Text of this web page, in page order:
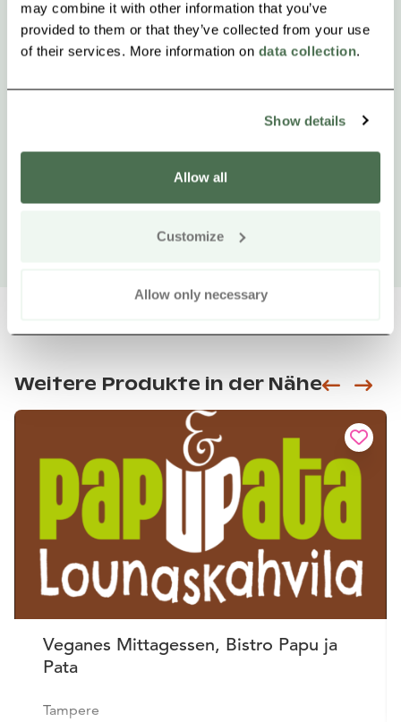
may combine it with other information that you’ve
provided to them or that they’ve collected from your use
of their services. More information on data collection.
Show details
Allow all
Customize
Allow only necessary
Weitere Produkte in der Nähe
Veganes Mittagessen, Bistro Papu ja
Pata
Tampere
Siirry